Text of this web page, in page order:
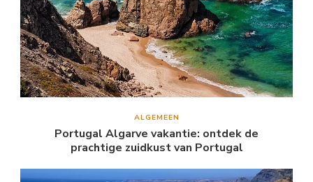
ALGEMEEN
Portugal Algarve vakantie: ontdek de
prachtige zuidkust van Portugal